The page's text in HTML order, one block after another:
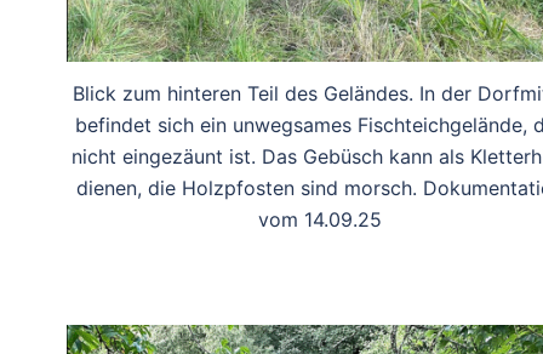
Blick zum hinteren Teil des Geländes. In der
befindet sich ein unwegsames Fischteichgelände,
nicht eingezäunt ist. Das Gebüsch kann als
dienen, die Holzpfosten sind morsch.
vom 14.09.25